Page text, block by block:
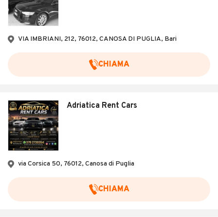
Camper
Veicoli Commerciali
VIA IMBRIANI, 212, 76012, CANOSA DI PUGLIA, Bari
CHIAMA
Adriatica Rent Cars
via Corsica 50, 76012, Canosa di Puglia
CHIAMA